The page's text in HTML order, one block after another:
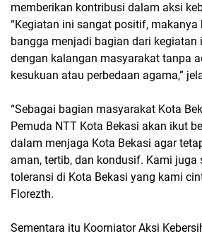
memberikan kontribusi dalam aksi
“Kegiatan ini sangat positif, makanya
bangga menjadi bagian dari kegiatan
dengan kalangan masyarakat tanpa
kesukuan atau perbedaan agama,”
“Sebagai bagian masyarakat Kota
Pemuda NTT Kota Bekasi akan ikut
dalam menjaga Kota Bekasi agar
aman, tertib, dan kondusif. Kami juga
toleransi di Kota Bekasi yang kami
Florezth.
Sementara itu Koorniator Aksi